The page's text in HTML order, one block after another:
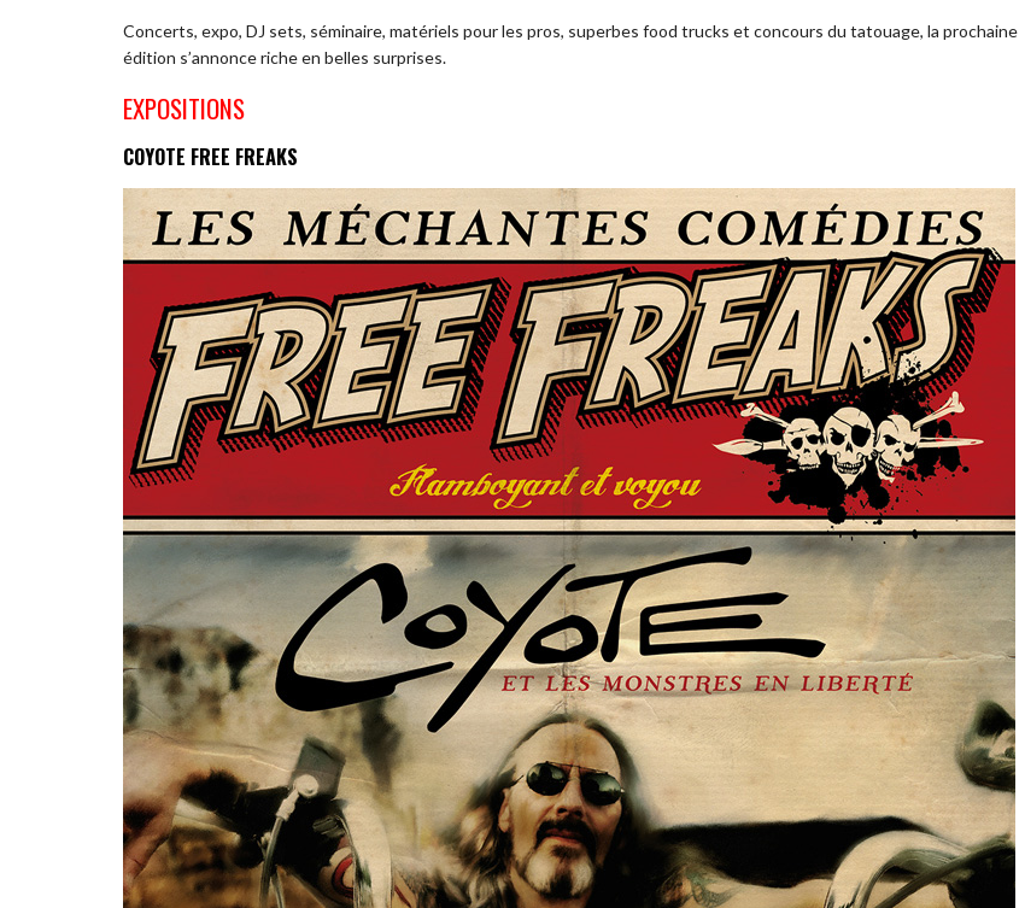
Concerts, expo, DJ sets, séminaire, matériels pour les pros, superbes food trucks et concours du tatouage, la prochaine
édition s’annonce riche en belles surprises.
EXPOSITIONS
COYOTE FREE FREAKS